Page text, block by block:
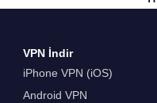
VPN İndir
iPhone VPN (iOS)
Android VPN